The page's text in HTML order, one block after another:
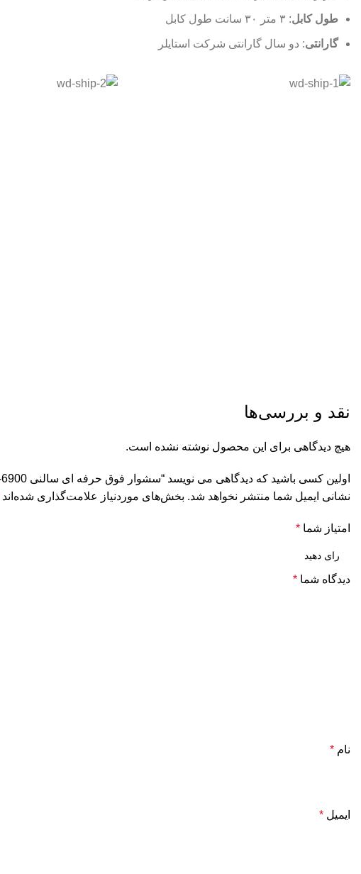
طول کابل: ۳ متر ۳۰ سانت طول کابل
گارانتی: دو سال گارانتی شرکت استایلر
نقد و بررسی‌ها
هیچ دیدگاهی برای این محصول نوشته نشده است.
اولین کسی باشید که دیدگاهی می نویسد “سشوار فوق حرفه ای سالنی mc-6900”
نشانی ایمیل شما منتشر نخواهد شد. بخش‌های موردنیاز علامت‌گذاری شده‌اند
امتیاز شما *
دیدگاه شما *
نام *
ایمیل *